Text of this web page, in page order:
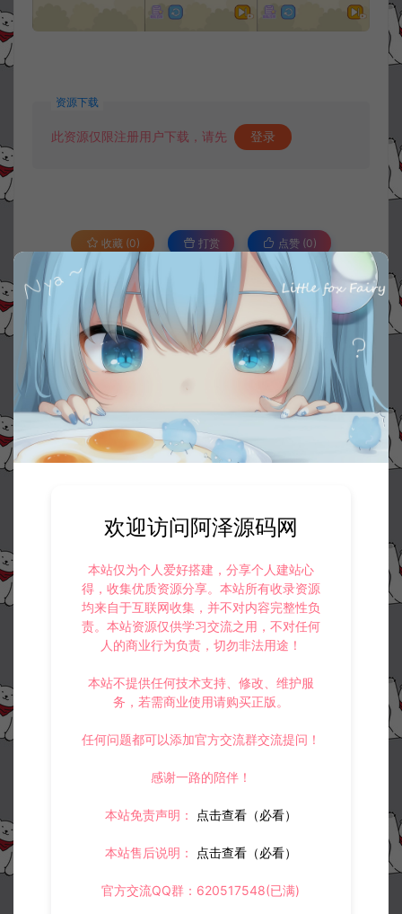
资源下载
此资源仅限注册用户下载，请先 登录
收藏 (0) 打赏 点赞 (0)
©版权免责声明
本站资源售价只是赞助，收取费用仅维持本站的日常运营所需。
若您需要商业运营或用于其他商业活动，请您购买正版授权并合法
使用。
3.
如果本站有侵犯、不妥之处的资源，请在网站右边客服联系我们。
将会第一时间解决！
本站提供的所有资源仅供参考学习使用，不存在任何商业目的与商
业用途，请大家不要用于商用！
新整理Linux手工服务端+Win一键服务端+解压即玩+简易安卓客户端+详细
冷雨泽ღ 默认解压密码：www.lyzwlkj.vip 复
下一篇：
欢迎访问阿泽源码网
本站仅为个人爱好搭建，分享个人建站心
得，收集优质资源分享。本站所有收录资源
均来自于互联网收集，并不对内容完整性负
责。本站资源仅供学习交流之用，不对任何
人的商业行为负责，切勿非法用途！
本站不提供任何技术支持、修改、维护服
务，若需商业使用请购买正版。
任何问题都可以添加官方交流群交流提问！
感谢一路的陪伴！
本站免责声明： 点击查看（必看）
本站售后说明： 点击查看（必看）
官方交流QQ群：620517548(已满)